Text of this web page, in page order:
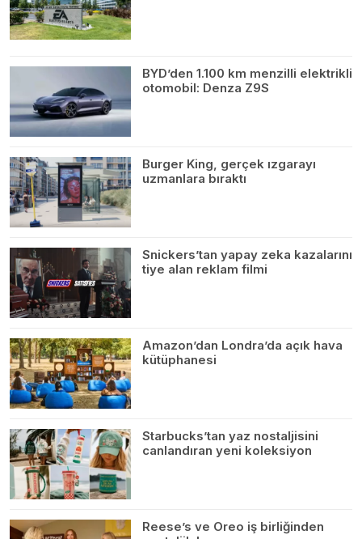
BYD’den 1.100 km menzilli elektrikli
otomobil: Denza Z9S
Burger King, gerçek ızgarayı
uzmanlara bıraktı
Snickers’tan yapay zeka kazalarını
tiye alan reklam filmi
Amazon’dan Londra’da açık hava
kütüphanesi
Starbucks’tan yaz nostaljisini
canlandıran yeni koleksiyon
Reese’s ve Oreo iş birliğinden